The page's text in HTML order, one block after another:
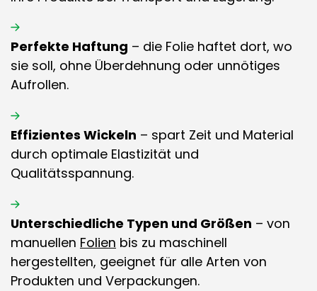
Perfekte Haftung – die Folie haftet dort, wo
sie soll, ohne Überdehnung oder unnötiges
Aufrollen.
Effizientes Wickeln – spart Zeit und Material
durch optimale Elastizität und
Qualitätsspannung.
Unterschiedliche Typen und Größen – von
manuellen Folien bis zu maschinell
hergestellten, geeignet für alle Arten von
Produkten und Verpackungen.